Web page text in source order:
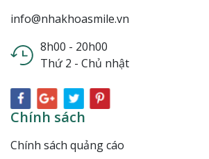
info@nhakhoasmile.vn
8h00 - 20h00
Thứ 2 - Chủ nhật
Chính sách
Chính sách quảng cáo